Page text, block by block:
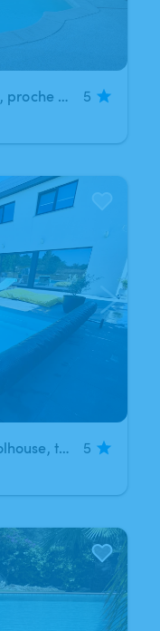
Piscine chauffée 10x4 à Roquettes, proche Portet-sur-Garonne, jusqu'à 6 à 8 personnes
5
Grande piscine chauffée avec poolhouse, terrasse et espace BBQ
5